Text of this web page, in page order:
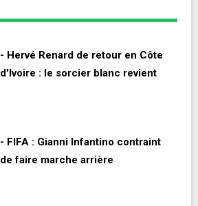
- Hervé Renard de retour en Côte
d'Ivoire : le sorcier blanc revient
- FIFA : Gianni Infantino contraint
de faire marche arrière